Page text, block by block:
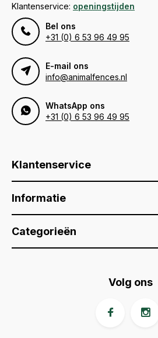
Klantenservice: openingstijden
Bel ons
+31 (0) 6 53 96 49 95
E-mail ons
info@animalfences.nl
WhatsApp ons
+31 (0) 6 53 96 49 95
Klantenservice
Informatie
Categorieën
Volg ons